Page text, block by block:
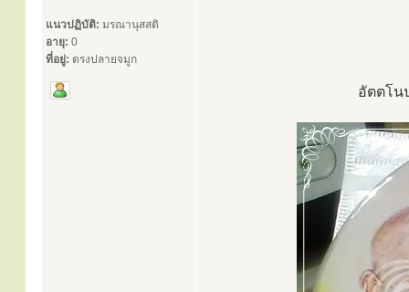
แนวปฏิบัติ: มรณานุสสติ
อายุ: 0
ที่อยู่: ตรงปลายจมูก
อัตตโน